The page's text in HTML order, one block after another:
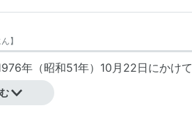
】
年（昭和51年）10月22日にかけて